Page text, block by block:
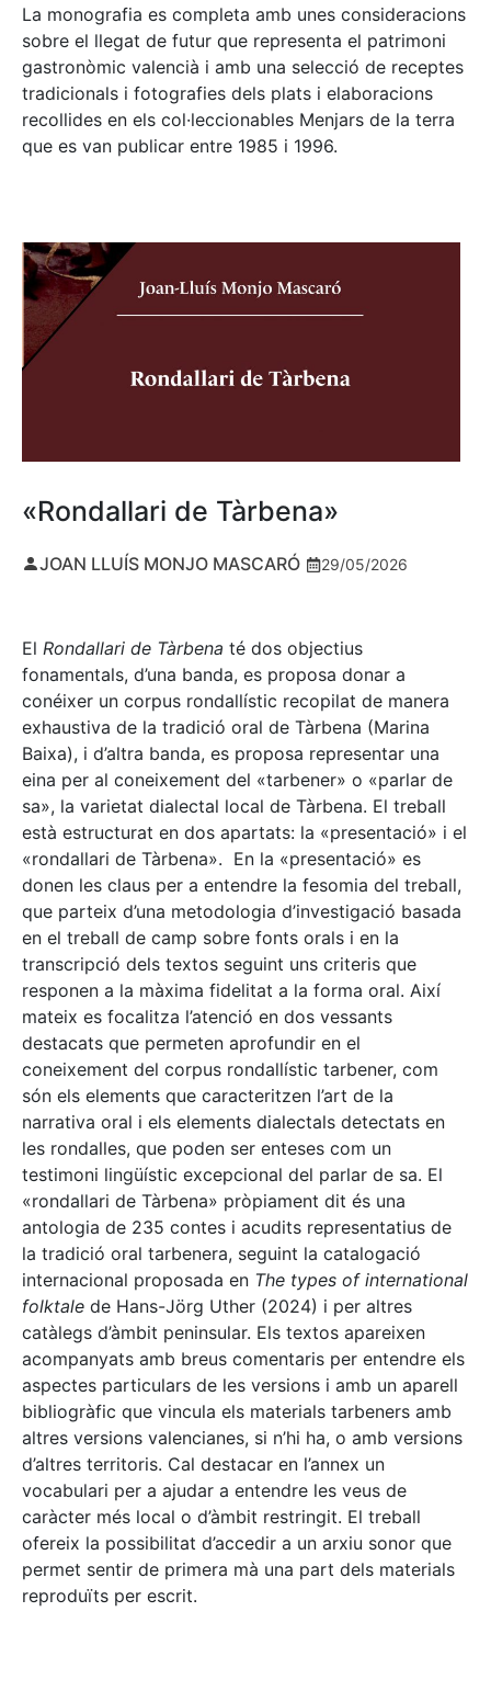
La monografia es completa amb unes consideracions
sobre el llegat de futur que representa el patrimoni
gastronòmic valencià i amb una selecció de receptes
tradicionals i fotografies dels plats i elaboracions
recollides en els col·leccionables Menjars de la terra
que es van publicar entre 1985 i 1996.
«Rondallari de Tàrbena»
JOAN LLUÍS MONJO MASCARÓ 29/05/2026
El Rondallari de Tàrbena té dos objectius
fonamentals, d’una banda, es proposa donar a
conéixer un corpus rondallístic recopilat de manera
exhaustiva de la tradició oral de Tàrbena (Marina
Baixa), i d’altra banda, es proposa representar una
eina per al coneixement del «tarbener» o «parlar de
sa», la varietat dialectal local de Tàrbena. El treball
està estructurat en dos apartats: la «presentació» i el
«rondallari de Tàrbena». En la «presentació» es
donen les claus per a entendre la fesomia del treball,
que parteix d’una metodologia d’investigació basada
en el treball de camp sobre fonts orals i en la
transcripció dels textos seguint uns criteris que
responen a la màxima fidelitat a la forma oral. Així
mateix es focalitza l’atenció en dos vessants
destacats que permeten aprofundir en el
coneixement del corpus rondallístic tarbener, com
són els elements que caracteritzen l’art de la
narrativa oral i els elements dialectals detectats en
les rondalles, que poden ser enteses com un
testimoni lingüístic excepcional del parlar de sa. El
«rondallari de Tàrbena» pròpiament dit és una
antologia de 235 contes i acudits representatius de
la tradició oral tarbenera, seguint la catalogació
internacional proposada en The types of international
folktale de Hans-Jörg Uther (2024) i per altres
catàlegs d’àmbit peninsular. Els textos apareixen
acompanyats amb breus comentaris per entendre els
aspectes particulars de les versions i amb un aparell
bibliogràfic que vincula els materials tarbeners amb
altres versions valencianes, si n’hi ha, o amb versions
d’altres territoris. Cal destacar en l’annex un
vocabulari per a ajudar a entendre les veus de
caràcter més local o d’àmbit restringit. El treball
ofereix la possibilitat d’accedir a un arxiu sonor que
permet sentir de primera mà una part dels materials
reproduïts per escrit.